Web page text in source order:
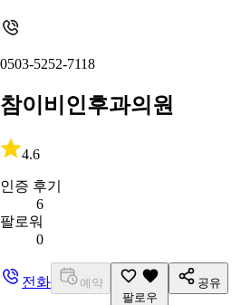
0503-5252-7118
참이비인후과의원
4.6
인증 후기
6
팔로워
0
전화
예약
팔로우
공유